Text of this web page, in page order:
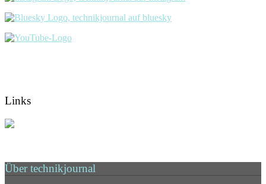
Links
Über technikjournal